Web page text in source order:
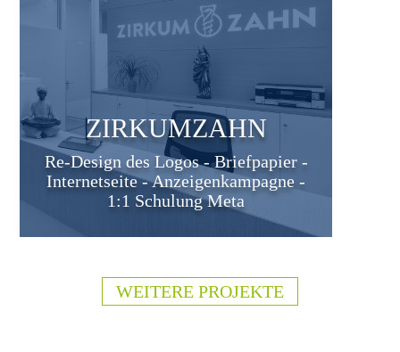
ZIRKUMZAHN
Re-Design des Logos - Briefpapier -
Internetseite - Anzeigenkampagne -
1:1 Schulung Meta
WEITERE PROJEKTE